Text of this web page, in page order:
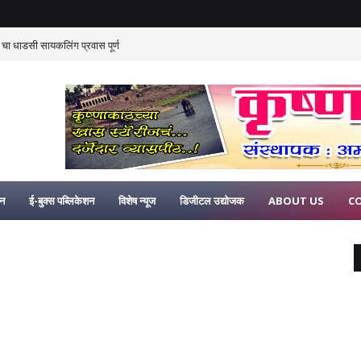
धाडसी सायकलिंग प्रवास पूर्ण
ई-बुक्स पब्लिकेशन विशेष न्यूज डिजीटल उद्योजक ABOUT US